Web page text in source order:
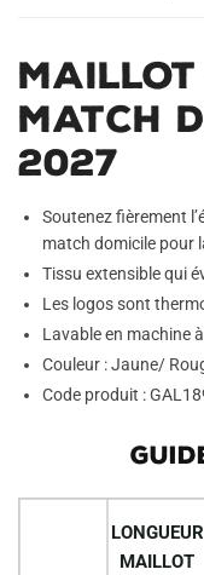
Maillot
Match
2027
Soutenez fièrement
match domicile pour
Tissu extensible qui
Les logos sont
Lavable en machine
Couleur : Jaune/
Code produit :
LONGUEUR
MAILLOT